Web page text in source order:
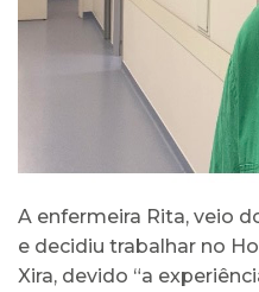
A enfermeira Rita, veio
e decidiu trabalhar no
Xira, devido “a